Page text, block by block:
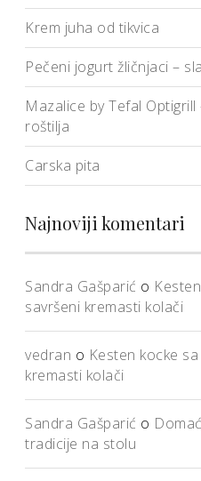
Krem juha od tikvica
Pečeni jogurt žličnjaci –
Mazalice by Tefal
roštilja
Carska pita
Najnoviji komentari
Sandra Gašparić o
savršeni kremasti kolači
vedran o Kesten kocke
kremasti kolači
Sandra Gašparić o
tradicije na stolu